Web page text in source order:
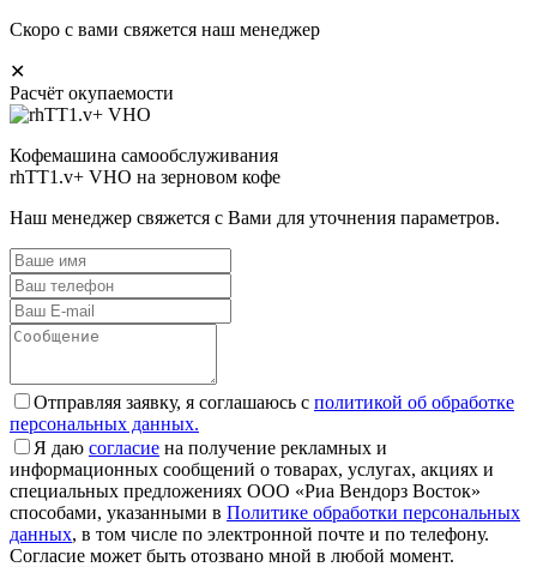
Скоро с вами свяжется наш менеджер
✕
Расчёт окупаемости
Кофемашина самообслуживания
rhTT1.v+ VHO на зерновом кофе
Наш менеджер свяжется с Вами для уточнения параметров.
Отправляя заявку, я соглашаюсь с политикой об обработке
персональных данных.
Я даю согласие на получение рекламных и
информационных сообщений о товарах, услугах, акциях и
специальных предложениях ООО «Риа Вендорз Восток»
способами, указанными в Политике обработки персональных
данных, в том числе по электронной почте и по телефону.
Согласие может быть отозвано мной в любой момент.